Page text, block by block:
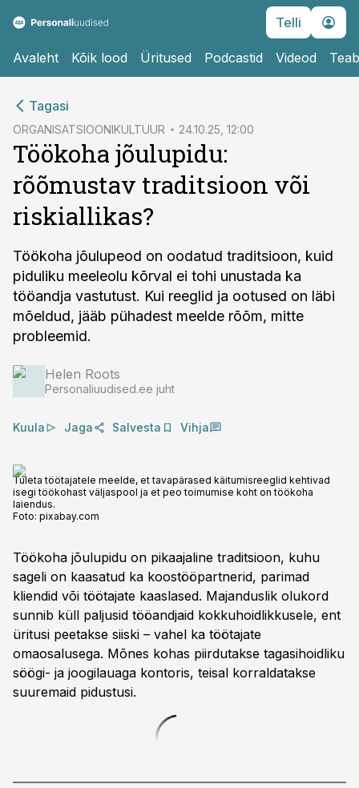
Telli
Avaleht Kõik lood Üritused Podcastid Videod
Tagasi
ORGANISATSIOONIKULTUUR 24.10.25, 12:00
Töökoha jõulupidu:
rõõmustav traditsioon või
riskiallikas?
Töökoha jõulupeod on oodatud traditsioon, kuid
piduliku meeleolu kõrval ei tohi unustada ka
tööandja vastutust. Kui reeglid ja ootused on läbi
mõeldud, jääb pühadest meelde rõõm, mitte
probleemid.
Helen Roots
Personaliuudised.ee juht
Kuula Jaga Salvesta Vihja
Tuleta töötajatele meelde, et tavapärased käitumisreeglid kehtivad
isegi töökohast väljaspool ja et peo toimumise koht on töökoha
laiendus.
Foto: pixabay.com
Töökoha jõulupidu on pikaajaline traditsioon, kuhu
sageli on kaasatud ka koostööpartnerid, parimad
kliendid või töötajate kaaslased. Majanduslik olukord
sunnib küll paljusid tööandjaid kokkuhoidlikkusele, ent
üritusi peetakse siiski – vahel ka töötajate
omaosalusega. Mõnes kohas piirdutakse tagasihoidliku
söögi- ja joogilauaga kontoris, teisal korraldatakse
suuremaid pidustusi.